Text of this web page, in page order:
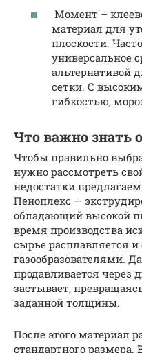
Момент –
материал для
плоскости.
универсальное
альтернативой
сетки. С
гибкостью,
Что важно знать
Чтобы правильно
нужно рассмотреть
недостатки
Пеноплекс —
обладающий высокой
время производства
сырье расплавляется
газообразователями.
продавливается через
застывает,
заданной толщины.
После этого материал
стандартного размера.